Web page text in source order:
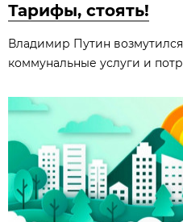
Тарифы, стоять!
Владимир Путин
коммунальные услуги и